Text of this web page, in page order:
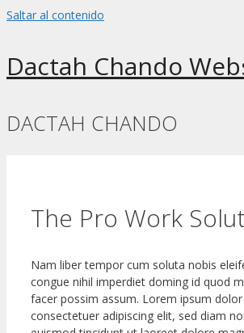
Saltar al contenido
Dactah Chando
DACTAH CHANDO
The Pro Work
Nam liber tempor cum soluta nobis
congue nihil imperdiet doming id quod
facer possim assum. Lorem ipsum
consectetuer adipiscing elit, sed diam